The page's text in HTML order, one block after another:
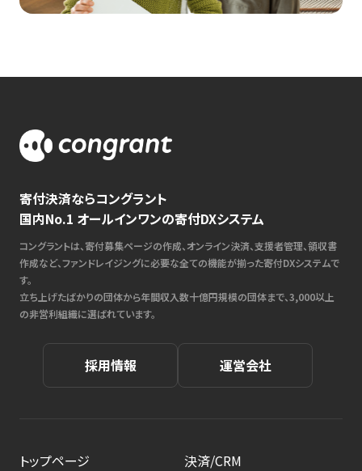
寄付決済ならコングラント
国内No.1 オールインワンの寄付DXシステム
コングラントは、寄付募集ページの作成、オンライン決済、支援者管理、領収書
作成など、ファンドレイジングに必要な全ての機能が揃った寄付DXシステムで
す。
立ち上げたばかりの団体から年間収入数十億円規模の団体まで、3,000以上
の非営利組織に選ばれています。
採用情報 運営会社
トップページ
決済/CRM